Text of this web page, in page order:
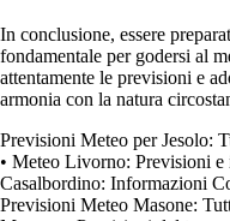
In conclusione, essere
fondamentale per godersi al
attentamente le previsioni e
armonia con la natura
Previsioni Meteo per Jesolo:
• Meteo Livorno: Previsioni
Casalbordino: Informazioni
Previsioni Meteo Masone: